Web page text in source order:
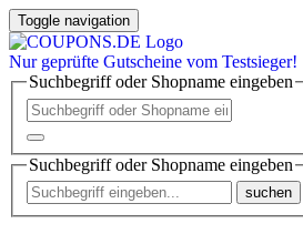
Toggle navigation
Nur geprüfte Gutscheine vom Testsieger!
Suchbegriff oder Shopname eingeben
Suchbegriff oder Shopname eingeben
suchen